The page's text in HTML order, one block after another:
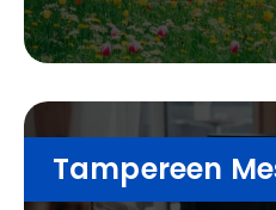
Tampereen